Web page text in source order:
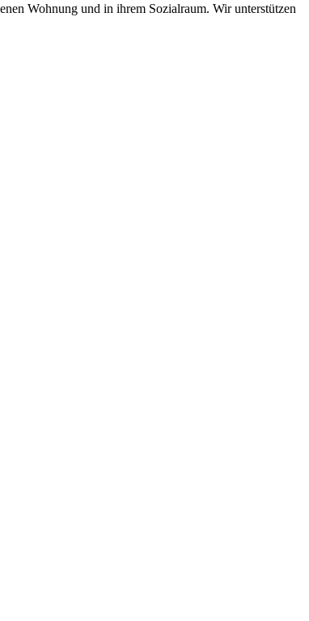
Wohnung und in ihrem Sozialraum. Wir unterstützen